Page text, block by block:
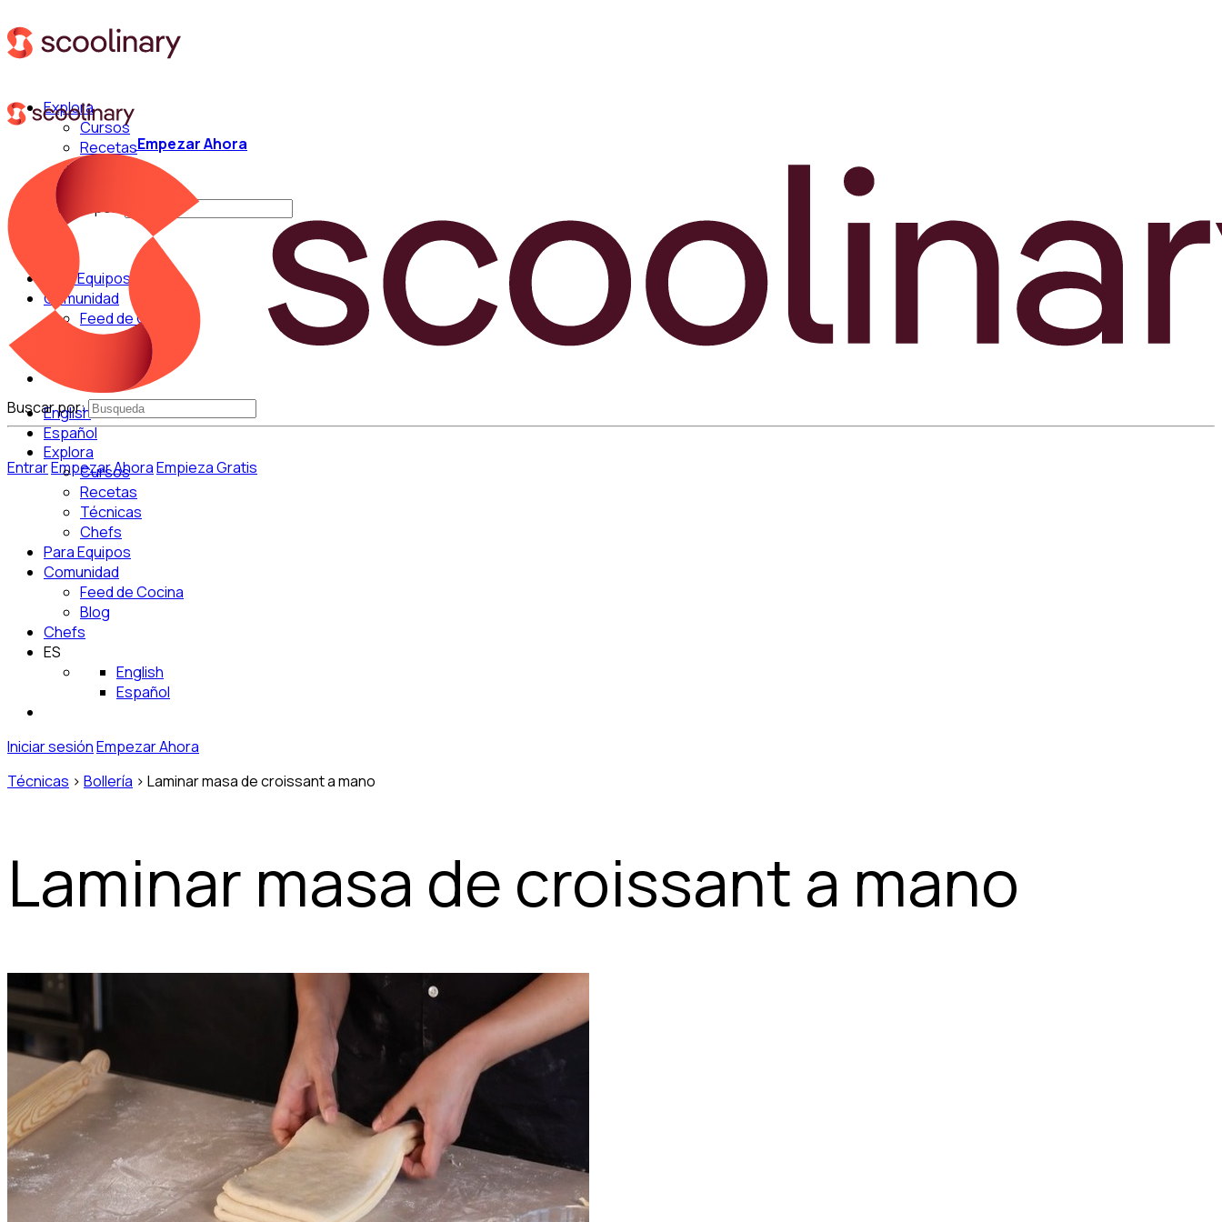
Explora
Cursos
Recetas
Buscar por:
Para Equipos
Comunidad
Feed de Cocina
Blog
English
Español
EntrarEmpezar AhoraEmpieza Gratis
Empezar Ahora
Buscar por:
Explora
Cursos
Recetas
Técnicas
Chefs
Para Equipos
Comunidad
Feed de Cocina
Blog
Chefs
ES
English
Español
Iniciar sesiónEmpezar Ahora
Técnicas > Bollería > Laminar masa de croissant a mano
Laminar masa de croissant a mano